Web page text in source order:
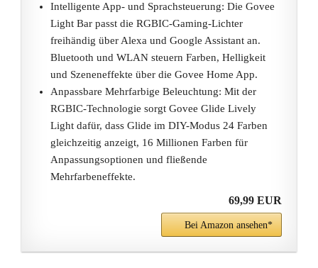
Intelligente App- und Sprachsteuerung: Die Govee
Light Bar passt die RGBIC-Gaming-Lichter
freihändig über Alexa und Google Assistant an.
Bluetooth und WLAN steuern Farben, Helligkeit
und Szeneneffekte über die Govee Home App.
Anpassbare Mehrfarbige Beleuchtung: Mit der
RGBIC-Technologie sorgt Govee Glide Lively
Light dafür, dass Glide im DIY-Modus 24 Farben
gleichzeitig anzeigt, 16 Millionen Farben für
Anpassungsoptionen und fließende
Mehrfarbeneffekte.
69,99 EUR
Bei Amazon ansehen*